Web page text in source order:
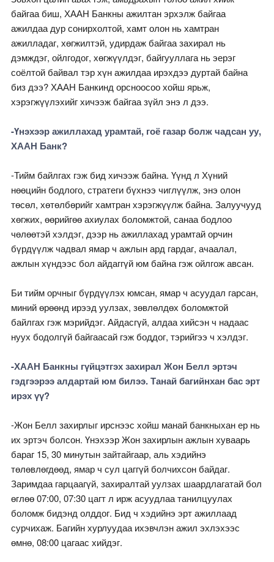
байгаа биш, ХААН Банкны ажилтан эрхэлж байгаа
ажилдаа дур сонирхолтой, хамт олон нь хамтран
ажилладаг, хөгжилтэй, удирдаж байгаа захирал нь
дэмждэг, ойлгодог, хөгжүүлдэг, байгууллага нь эерэг
соёлтой байвал тэр хүн ажилдаа ирэхдээ дуртай байна
биз дээ? ХААН Банкинд орсноосоо хойш ярьж,
хэрэгжүүлэхийг хичээж байгаа зүйл энэ л дээ.
-Үнэхээр ажиллахад урамтай, гоё газар болж чадсан уу,
ХААН Банк?
-Тийм байлгах гэж бид хичээж байна. Үүнд л Хүний
нөөцийн бодлого, стратеги бүхнээ чиглүүлж, энэ олон
төсөл, хөтөлбөрийг хамтран хэрэгжүүлж байна. Залуучууд
хөгжих, өөрийгөө ахиулах боломжтой, санаа бодлоо
чөлөөтэй хэлдэг, дээр нь ажиллахад урамтай орчин
бүрдүүлж чадвал ямар ч ажлын ард гардаг, ачаалал,
ажлын хүндээс бол айдаггүй юм байна гэж ойлгож авсан.
Би тийм орчныг бүрдүүлэх юмсан, ямар ч асуудал гарсан,
миний өрөөнд ирээд уулзах, зөвлөлдөх боломжтой
байлгах гэж мэрийдэг. Айдасгүй, алдаа хийсэн ч надаас
нуух бодолгүй байгаасай гэж боддог, тэрийгээ ч хэлдэг.
-ХААН Банкны гүйцэтгэх захирал Жон Белл эртэч
гэдгээрээ алдартай юм билээ. Танай багийнхан бас эрт
ирэх үү?
-Жон Белл захирлыг ирснээс хойш манай банкныхан ер нь
их эртэч болсон. Үнэхээр Жон захирлын ажлын хуваарь
бараг 15, 30 минутын зайтайгаар, аль хэдийнэ
төлөвлөгдөөд, ямар ч сул цаггүй болчихсон байдаг.
Заримдаа гарцаагүй, захиралтай уулзах шаардлагатай бол
өглөө 07:00, 07:30 цагт л ирж асуудлаа танилцуулах
боломж бидэнд олддог. Бид ч хэдийнэ эрт ажиллаад
сурчихаж. Багийн хурлуудаа ихэвчлэн ажил эхлэхээс
өмнө, 08:00 цагаас хийдэг.